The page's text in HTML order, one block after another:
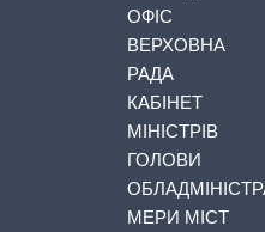
ОФІС
ВЕРХОВНА
РАДА
КАБІНЕТ
МІНІСТРІВ
ГОЛОВИ
МЕРИ МІСТ